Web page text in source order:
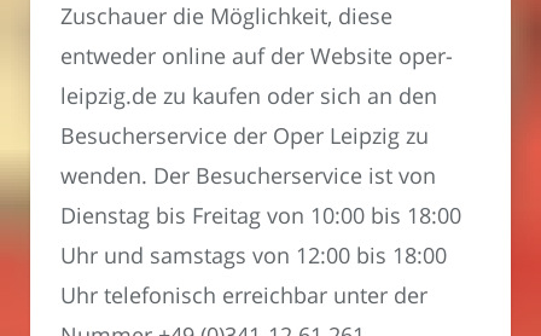
Zuschauer die Möglichkeit, diese
entweder online auf der Website oper-
leipzig.de zu kaufen oder sich an den
Besucherservice der Oper Leipzig zu
wenden. Der Besucherservice ist von
Dienstag bis Freitag von 10:00 bis 18:00
Uhr und samstags von 12:00 bis 18:00
Uhr telefonisch erreichbar unter der